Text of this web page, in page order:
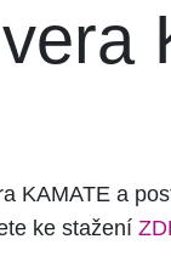
KAMATE a
ke stažení